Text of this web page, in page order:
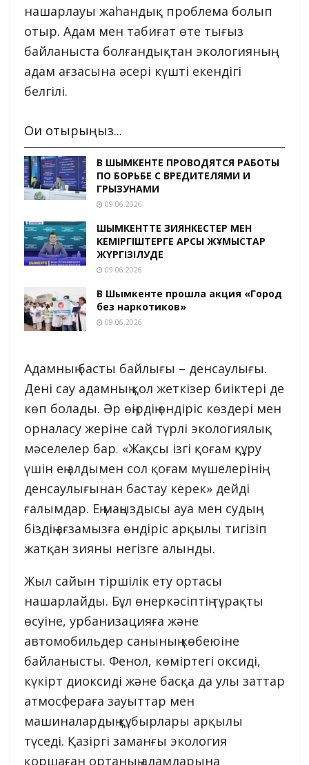
нашарлауы жаһандық проблема болып
отыр. Адам мен табиғат өте тығыз
байланыста болғандықтан экологияның
адам ағзасына әсері күшті екендігі
белгілі.
Оқи отырыңыз...
В ШЫМКЕНТЕ ПРОВОДЯТСЯ РАБОТЫ
ПО БОРЬБЕ С ВРЕДИТЕЛЯМИ И
ГРЫЗУНАМИ
09.06.2026
ШЫМКЕНТТЕ ЗИЯНКЕСТЕР МЕН
КЕМІРГІШТЕРГЕ ҚАРСЫ ЖҰМЫСТАР
ЖҮРГІЗІЛУДЕ
09.06.2026
В Шымкенте прошла акция «Город
без наркотиков»
09.06.2026
Адамның басты байлығы – денсаулығы.
Дені сау адамның қол жеткізер биіктері де
көп болады. Әр өңірдің өндіріс көздері мен
орналасу жеріне сай түрлі экологиялық
мәселелер бар. «Жақсы ізгі қоғам құру
үшін ең алдымен сол қоғам мүшелерінің
денсаулығынан бастау керек» дейді
ғалымдар. Ең маңыздысы ауа мен судың
біздің ағзамызға өндіріс арқылы тигізіп
жатқан зияны негізге алынды.
Жыл сайын тіршілік ету ортасы
нашарлайды. Бұл өнеркәсіптің тұрақты
өсуіне, урбанизацияға және
автомобильдер санының көбеюіне
байланысты. Фенол, көміртегі оксиді,
күкірт диоксиді және басқа да улы заттар
атмосфераға зауыттар мен
машиналардың құбырлары арқылы
түседі. Қазіргі заманғы экология
қоршаған ортаның адамдарына